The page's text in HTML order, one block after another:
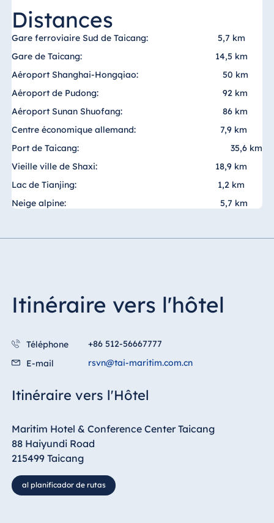
Hotel Stuttgart
Seehotel
Timmendorfer
Strand
TitiseeHotel
Titisee-Neustadt
Strandhotel
Travemünde
Hotel Ulm
Star-Apart Hansa
Hotel Wiesbaden
Hotel Würzburg
El Sheikh
Albanie
Tirana
Bay
Bulgarie
Hotel Paradise
Distances
Gare ferroviaire Sud de Taicang:
5,7 km
Gare de Taicang:
14,5 km
Aéroport Shanghai-Hongqiao:
50 km
Aéroport de Pudong:
92 km
Aéroport Sunan Shuofang:
86 km
Centre économique allemand:
7,9 km
Port de Taicang:
35,6 km
Vieille ville de Shaxi:
18,9 km
Lac de Tianjing:
1,2 km
Neige alpine:
5,7 km
Itinéraire vers l'hôtel
Téléphone
+86 512-56667777
E-mail
rsvn@tai-maritim.com.cn
Itinéraire vers l'Hôtel
Maritim Hotel & Conference Center Taicang
88 Haiyundi Road
215499 Taicang
al planificador de rutas